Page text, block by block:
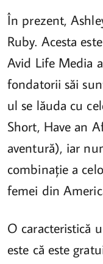
În prezent,
Ruby. Acesta
Avid Life Media
fondatorii săi
ul se lăuda cu
Short, Have an
aventură), iar
combinație a
femei din
O caracteristică
este că este